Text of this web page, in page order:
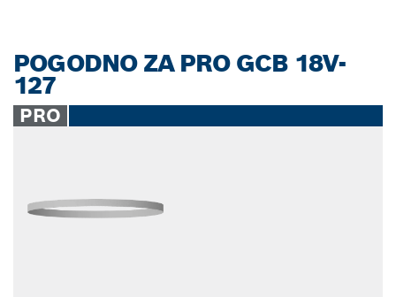
POGODNO ZA PRO GCB 18V-
127
PRO